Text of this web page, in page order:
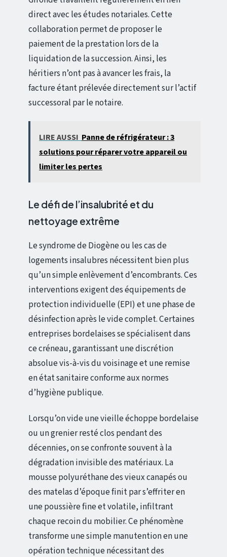
direct avec les études notariales. Cette
collaboration permet de proposer le
paiement de la prestation lors de la
liquidation de la succession. Ainsi, les
héritiers n’ont pas à avancer les frais, la
facture étant prélevée directement sur l’actif
successoral par le notaire.
LIRE AUSSI Panne de réfrigérateur : 3
solutions pour réparer votre appareil ou
limiter les pertes
Le défi de l’insalubrité et du
nettoyage extrême
Le syndrome de Diogène ou les cas de
logements insalubres nécessitent bien plus
qu’un simple enlèvement d’encombrants. Ces
interventions exigent des équipements de
protection individuelle (EPI) et une phase de
désinfection après le vide complet. Certaines
entreprises bordelaises se spécialisent dans
ce créneau, garantissant une discrétion
absolue vis-à-vis du voisinage et une remise
en état sanitaire conforme aux normes
d’hygiène publique.
Lorsqu’on vide une vieille échoppe bordelaise
ou un grenier resté clos pendant des
décennies, on se confronte souvent à la
dégradation invisible des matériaux. La
mousse polyuréthane des vieux canapés ou
des matelas d’époque finit par s’effriter en
une poussière fine et volatile, infiltrant
chaque recoin du mobilier. Ce phénomène
transforme une simple manutention en une
opération technique nécessitant des